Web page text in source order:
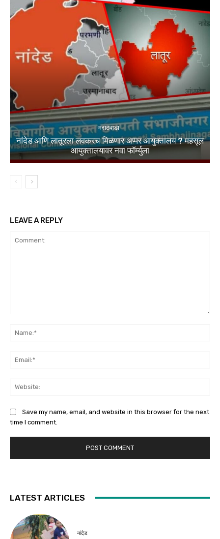
मराठवाडा
नांदेड आणि लातूरला लवकरच मिळणार अप्पर आयुक्तालय ? महसूल
आयुक्तालयावर नवा फॉर्म्युला
LEAVE A REPLY
Save my name, email, and website in this browser for the next
time I comment.
LATEST ARTICLES
नांदेड